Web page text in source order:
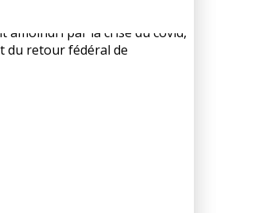
amoindri par la crise du covid,
du retour fédéral de
sont élus à l’unanimité.